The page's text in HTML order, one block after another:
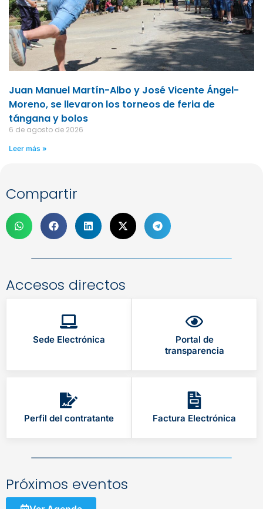
Juan Manuel Martín-Albo y José Vicente Ángel-
Moreno, se llevaron los torneos de feria de
tángana y bolos
6 de agosto de 2026
Leer más »
Compartir
Accesos directos
Sede Electrónica
Portal de
transparencia
Perfil del contratante Factura Electrónica
Próximos eventos